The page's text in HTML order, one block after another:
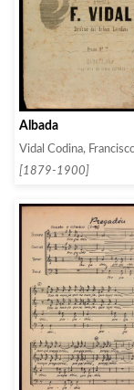
Albada
Vidal Codina,
[1879-1900]